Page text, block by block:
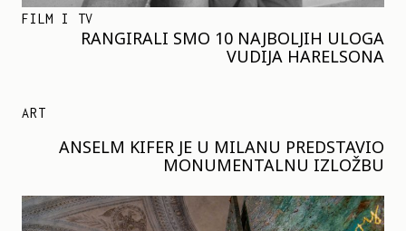
FILM I TV
RANGIRALI SMO 10 NAJBOLJIH ULOGA
VUDIJA HARELSONA
ART
ANSELM KIFER JE U MILANU PREDSTAVIO
MONUMENTALNU IZLOŽBU